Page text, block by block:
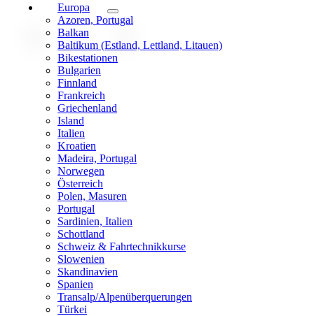
Europa
Azoren, Portugal
Balkan
Baltikum (Estland, Lettland, Litauen)
Bikestationen
Bulgarien
Finnland
Frankreich
Griechenland
Island
Italien
Kroatien
Madeira, Portugal
Norwegen
Österreich
Polen, Masuren
Portugal
Sardinien, Italien
Schottland
Schweiz & Fahrtechnikkurse
Slowenien
Skandinavien
Spanien
Transalp/Alpenüberquerungen
Türkei